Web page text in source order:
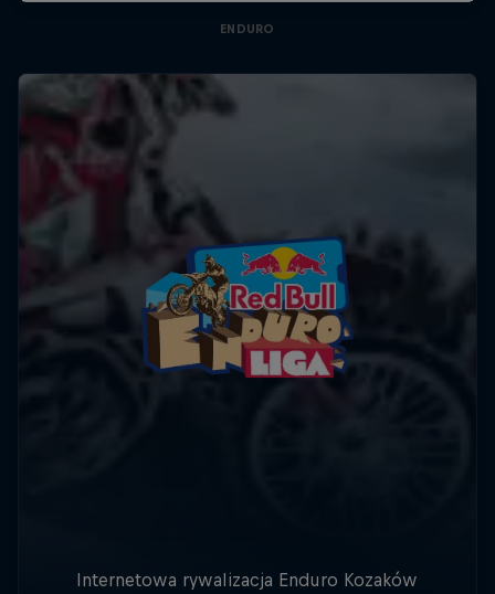
ENDURO
Internetowa rywalizacja Enduro Kozaków